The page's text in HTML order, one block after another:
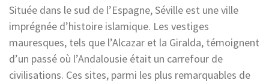
Située dans le sud de l’Espagne, Séville est une ville
imprégnée d’histoire islamique. Les vestiges
mauresques, tels que l’Alcazar et la Giralda, témoignent
d’un passé où l’Andalousie était un carrefour de
civilisations. Ces sites, parmi les plus remarquables de